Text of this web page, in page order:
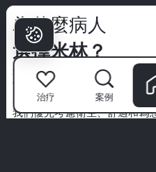
為什麼病人
選擇米林？
米林牙科醫院
不僅僅是一個
世界級專家的團隊、先進的技
將牙科護理轉變為高端體驗。
我們優先考慮衛生、舒適和為
治疗 案例